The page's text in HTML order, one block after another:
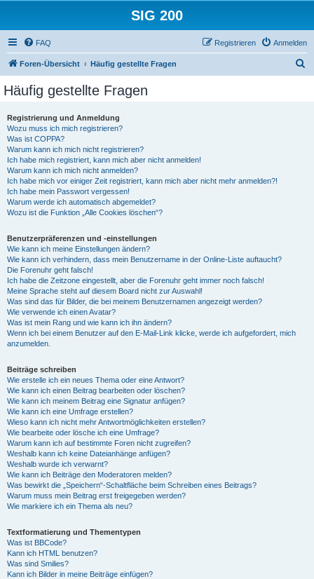
SIG 200
FAQ Anmelden
Registrieren
Foren-Übersicht Häufig gestellte Fragen
Häufig gestellte Fragen
Registrierung und Anmeldung
Wozu muss ich mich registrieren?
Was ist COPPA?
Warum kann ich mich nicht registrieren?
Ich habe mich registriert, kann mich aber nicht anmelden!
Warum kann ich mich nicht anmelden?
Ich habe mich vor einiger Zeit registriert, kann mich aber nicht mehr anmelden?!
Ich habe mein Passwort vergessen!
Warum werde ich automatisch abgemeldet?
Wozu ist die Funktion „Alle Cookies löschen“?
Benutzerpräferenzen und -einstellungen
Wie kann ich meine Einstellungen ändern?
Wie kann ich verhindern, dass mein Benutzername in der Online-Liste auftaucht?
Die Forenuhr geht falsch!
Ich habe die Zeitzone eingestellt, aber die Forenuhr geht immer noch falsch!
Meine Sprache steht auf diesem Board nicht zur Auswahl!
Was sind das für Bilder, die bei meinem Benutzernamen angezeigt werden?
Wie verwende ich einen Avatar?
Was ist mein Rang und wie kann ich ihn ändern?
Wenn ich bei einem Benutzer auf den E-Mail-Link klicke, werde ich aufgefordert, mich
anzumelden.
Beiträge schreiben
Wie erstelle ich ein neues Thema oder eine Antwort?
Wie kann ich einen Beitrag bearbeiten oder löschen?
Wie kann ich meinem Beitrag eine Signatur anfügen?
Wie kann ich eine Umfrage erstellen?
Wieso kann ich nicht mehr Antwortmöglichkeiten erstellen?
Wie bearbeite oder lösche ich eine Umfrage?
Warum kann ich auf bestimmte Foren nicht zugreifen?
Weshalb kann ich keine Dateianhänge anfügen?
Weshalb wurde ich verwarnt?
Wie kann ich Beiträge den Moderatoren melden?
Was bewirkt die „Speichern“-Schaltfläche beim Schreiben eines Beitrags?
Warum muss mein Beitrag erst freigegeben werden?
Wie markiere ich ein Thema als neu?
Textformatierung und Thementypen
Was ist BBCode?
Kann ich HTML benutzen?
Was sind Smilies?
Kann ich Bilder in meine Beiträge einfügen?